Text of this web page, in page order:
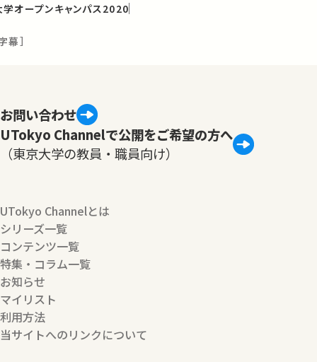
オープンキャンパス2020
］
お問い合わせ
UTokyo Channelで公開をご希望の方へ
（東京大学の教員・職員向け）
UTokyo Channelとは
シリーズ一覧
コンテンツ一覧
特集・コラム一覧
お知らせ
マイリスト
利用方法
当サイトへのリンクについて